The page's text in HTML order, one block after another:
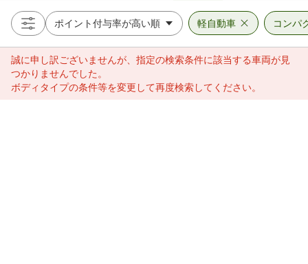
軽自動車 コンパ
誠に申し訳ございませんが、指定の検索条件に該当する車両が見
つかりませんでした。
ボディタイプの条件等を変更して再度検索してください。